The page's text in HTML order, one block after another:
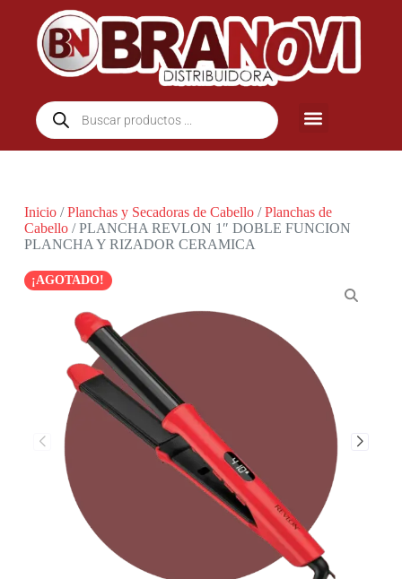
Inicio/Planchas y Secadoras de Cabello/Planchas de
Cabello/ PLANCHA REVLON 1″ DOBLE FUNCION
PLANCHA Y RIZADOR CERAMICA